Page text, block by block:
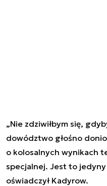
„Nie zdziwiłbym się,
dowództwo głośno
o kolosalnych wynikach
specjalnej. Jest to jedyny
oświadczył Kadyrow.